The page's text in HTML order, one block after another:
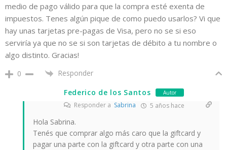
medio de pago válido para que la compra esté exenta de
impuestos. Tenes algún pique de como puedo usarlos? Vi que
hay unas tarjetas pre-pagas de Visa, pero no se si eso
serviría ya que no se si son tarjetas de débito a tu nombre o
algo distinto. Gracias!
0 Responder
Federico de los Santos Autor
Responder a Sabrina 5 años hace
Hola Sabrina.
Tenés que comprar algo más caro que la giftcard y
pagar una parte con la giftcard y otra parte con una